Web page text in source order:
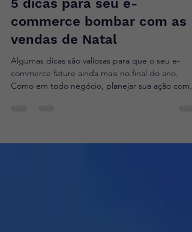
Instabuy
6 de dez. de 2022
2 min de leitura
5 dicas para seu e-
commerce bombar com as
vendas de Natal